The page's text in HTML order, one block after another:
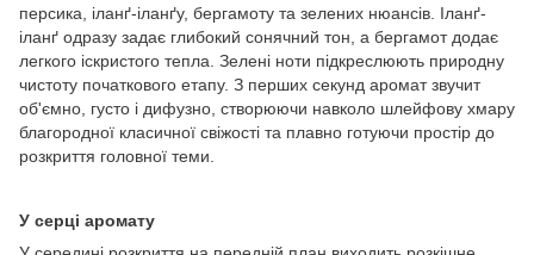
персика, іланґ-іланґу, бергамоту та зелених нюансів. Іланґ-
іланґ одразу задає глибокий сонячний тон, а бергамот додає
легкого іскристого тепла. Зелені ноти підкреслюють природну
чистоту початкового етапу. З перших секунд аромат звучит
об'ємно, густо і дифузно, створюючи навколо шлейфову хмару
благородної класичної свіжості та плавно готуючи простір до
розкриття головної теми.
У серці аромату